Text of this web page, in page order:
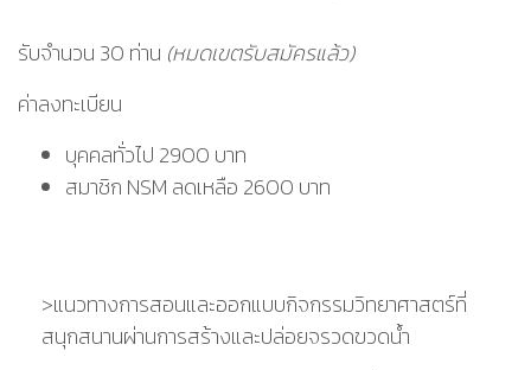
รับจำนวน 30 ท่าน (หมดเขตรับสมัครแล้ว)
ค่าลงทะเบียน
บุคคลทั่วไป 2900 บาท
สมาชิก NSM ลดเหลือ 2600 บาท
>แนวทางการสอนและออกแบบกิจกรรมวิทยาศาสตร์ที่
สนุกสนานผ่านการสร้างและปล่อยจรวดขวดน้ำ